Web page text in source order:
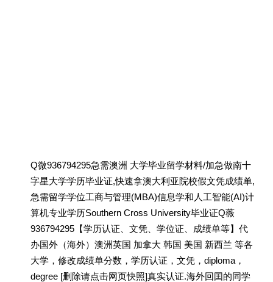
Q微936794295急需澳洲 大学毕业留学材料/加急做南十
字星大学学历毕业证,快速拿澳大利亚院校假文凭成绩单,
急需留学学位工商与管理(MBA)信息学和人工智能(AI)计
算机专业学历Southern Cross University毕业证Q薇
936794295【学历认证、文凭、学位证、成绩单等】代
办国外（海外）澳洲英国 加拿大 韩国 美国 新西兰 等各
大学，修改成绩单分数，学历认证，文凭，diploma，
degree [删除请点击网页快照]真实认证.海外回囯的同学